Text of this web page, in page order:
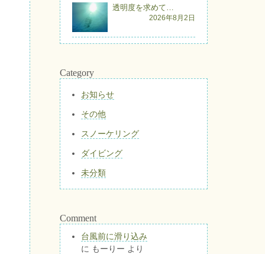
透明度を求めて…
2026年8月2日
Category
お知らせ
その他
スノーケリング
ダイビング
未分類
Comment
台風前に滑り込み
に もーりー より